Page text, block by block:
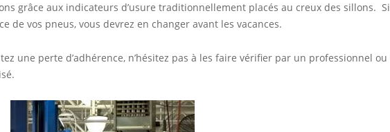
grâce aux indicateurs d’usure traditionnellement placés au creux des sillons. Si
de vos pneus, vous devrez en changer avant les vacances.
une perte d’adhérence, n’hésitez pas à les faire vérifier par un professionnel ou